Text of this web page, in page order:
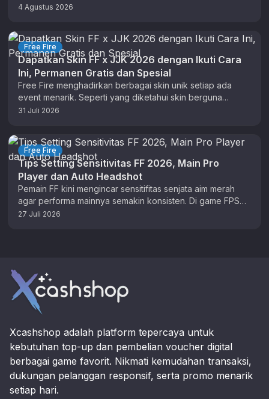
sekarang. Ada pula beberapa tips …
4 Agustus 2026
Free Fire
Dapatkan Skin FF x JJK 2026 dengan Ikuti Cara
Ini, Permanen Gratis dan Spesial
Free Fire menghadirkan berbagai skin unik setiap ada
event menarik. Seperti yang diketahui skin berguna
sebagai pakaian virtual atau aksesoris …
31 Juli 2026
Free Fire
Tips Setting Sensitivitas FF 2026, Main Pro
Player dan Auto Headshot
Pemain FF kini mengincar sensitifitas senjata aim merah
agar performa mainnya semakin konsisten. Di game FPS
ini, setting berperan penting …
27 Juli 2026
Xcashshop adalah platform tepercaya untuk
kebutuhan top-up dan pembelian voucher digital
berbagai game favorit. Nikmati kemudahan transaksi,
dukungan pelanggan responsif, serta promo menarik
setiap hari.